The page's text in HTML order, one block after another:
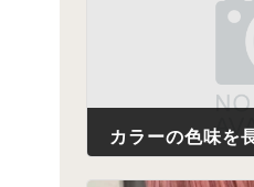
2023年5月18日